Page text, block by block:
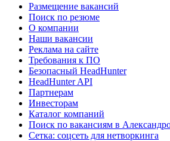
Размещение вакансий
Поиск по резюме
О компании
Наши вакансии
Реклама на сайте
Требования к ПО
Безопасный HeadHunter
HeadHunter API
Партнерам
Инвесторам
Каталог компаний
Поиск по вакансиям в
Сетка: соцсеть для нетворкинга